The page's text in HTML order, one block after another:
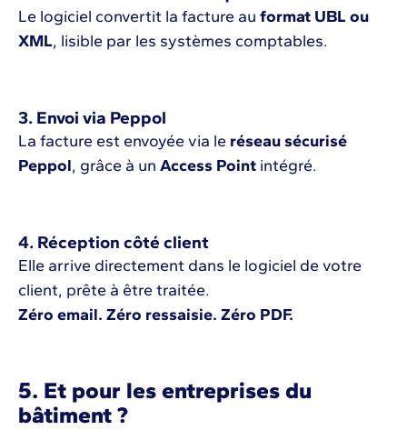
Le logiciel convertit la facture au format UBL ou
XML, lisible par les systèmes comptables.
3. Envoi via Peppol
La facture est envoyée via le réseau sécurisé
Peppol, grâce à un Access Point intégré.
4. Réception côté client
Elle arrive directement dans le logiciel de votre
client, prête à être traitée.
Zéro email. Zéro ressaisie. Zéro PDF.
5. Et pour les entreprises du
bâtiment ?